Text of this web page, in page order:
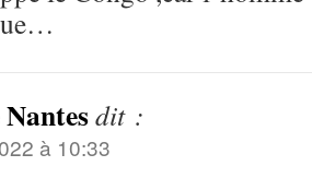
dit :
à 10:33